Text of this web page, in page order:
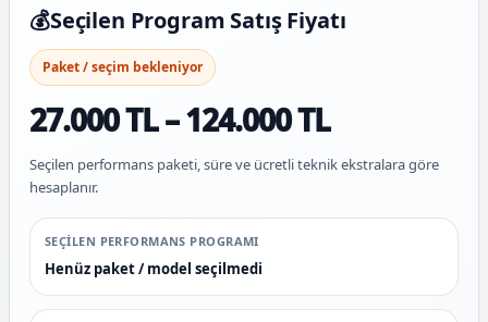
💰Seçilen Program Satış Fiyatı
Paket / seçim bekleniyor
27.000 TL – 124.000 TL
Seçilen performans paketi, süre ve ücretli teknik ekstralara göre
hesaplanır.
SEÇILEN PERFORMANS PROGRAMI
Henüz paket / model seçilmedi